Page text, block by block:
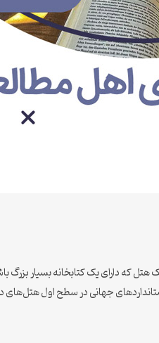
جهانی در سطح اول هتل‌های